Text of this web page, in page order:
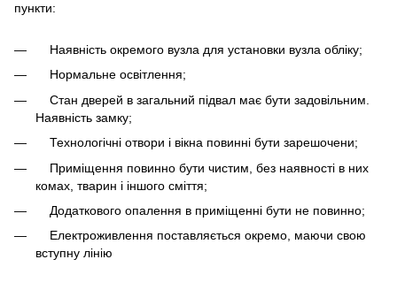
пункти:
Наявність окремого вузла для установки вузла обліку;
Нормальне освітлення;
Стан дверей в загальний підвал має бути задовільним.
Наявність замку;
Технологічні отвори і вікна повинні бути зарешочени;
Приміщення повинно бути чистим, без наявності в них
комах, тварин і іншого сміття;
Додаткового опалення в приміщенні бути не повинно;
Електроживлення поставляється окремо, маючи свою
вступну лінію